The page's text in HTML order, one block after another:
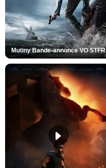
Mutiny Bande-annonce VO STFR